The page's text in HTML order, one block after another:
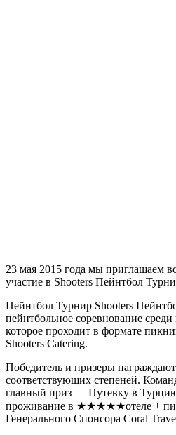
23 мая 2015 года мы приглашаем
участие в Shooters Пейнтбол
Пейнтбол Турнир Shooters
пейнтбольное соревнование
которое проходит в формате
Shooters Catering.
Победитель и призеры
соответствующих степеней.
главный приз — Путевку в
проживание в ★★★★★отеле +
Генерального Спонсора Coral